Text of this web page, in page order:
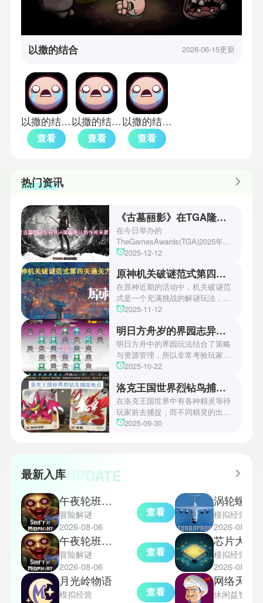
以撒的结合 2026-06-15更新
以撒的结合手机版
查看
以撒的结合中文版
查看
以撒的结合忏悔汉化版
查看
热门资讯
《古墓丽影》在TGA隆重确认新作将来袭！
在今日举办的
TheGamesAwards(TGA)2025年度
游戏颁奖典礼中，古墓丽影系列公
场资讯让众多玩家们都非常期待！
本次官方也宣布游戏将于2027年登
陆PS5、Xbox以及PC平台！有兴
趣的玩家们可以继续留守鲶鱼网！
2025-12-12
原神机关破谜范式第四关通关方法
在原神近期的活动中，机关破谜范
式是一个充满挑战的解谜玩法，其
中第四关是许多玩家遇到困难的地
机关破谜范式第四关通关方法，助
玩家们能够顺利通关！有兴趣的玩
家们快来一起看看吧！
2025-11-12
明日方舟岁的界园志异攻略
明日方舟中的界园玩法结合了策略
与资源管理，所以非常考验玩家的
操作和规划能力。游戏里拥有先
丰富多样的角色体系足以满足不同
战术需求。电表倒转是界园中的核
心挑战之一，玩家需合理利用通宝
和特殊钱币进行资源转换。明日方
乐趣和探索深度，丰富了玩家的游
2025-10-22
洛克王国世界烈钻鸟捕捉地点
在洛克王国世界中有各种精灵等待
玩家前去捕捉，而不同精灵的出现
地点和捕捉方式也各不相同。有少
2025-09-30
最新入库UPDATE
午夜轮班汉化版
冒险解谜
2026-08-06
查看
午夜轮班恐怖游戏手机版
冒险解谜
2026-08-06
查看
月光岭物语
模拟经营
查看
模拟经营
2026-08-06
模拟经营
2026-08-06
休闲益智